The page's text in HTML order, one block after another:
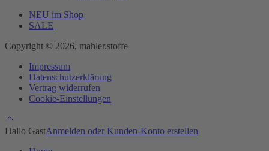
NEU im Shop
SALE
Copyright © 2026, mahler.stoffe
Impressum
Datenschutzerklärung
Vertrag widerrufen
Cookie-Einstellungen
Hallo GastAnmelden oder Kunden-Konto erstellen